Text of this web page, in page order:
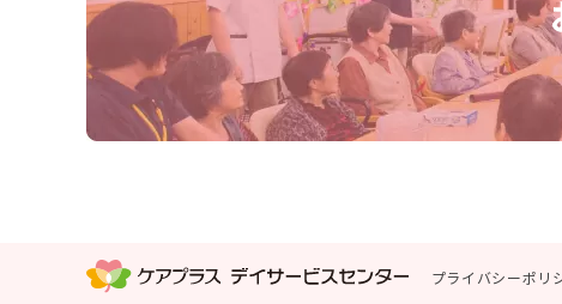
プライバシーポリ